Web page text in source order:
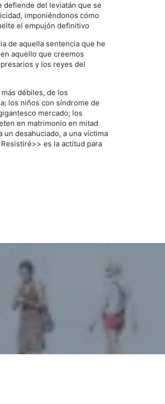
defiende del leviatán que se
imponiéndonos cómo
el empujón definitivo
de aquella sentencia que he
aquello que creemos
y los reyes del
débiles, de los
los niños con síndrome de
mercado; los
en matrimonio en mitad
desahuciado, a una víctima
es la actitud para